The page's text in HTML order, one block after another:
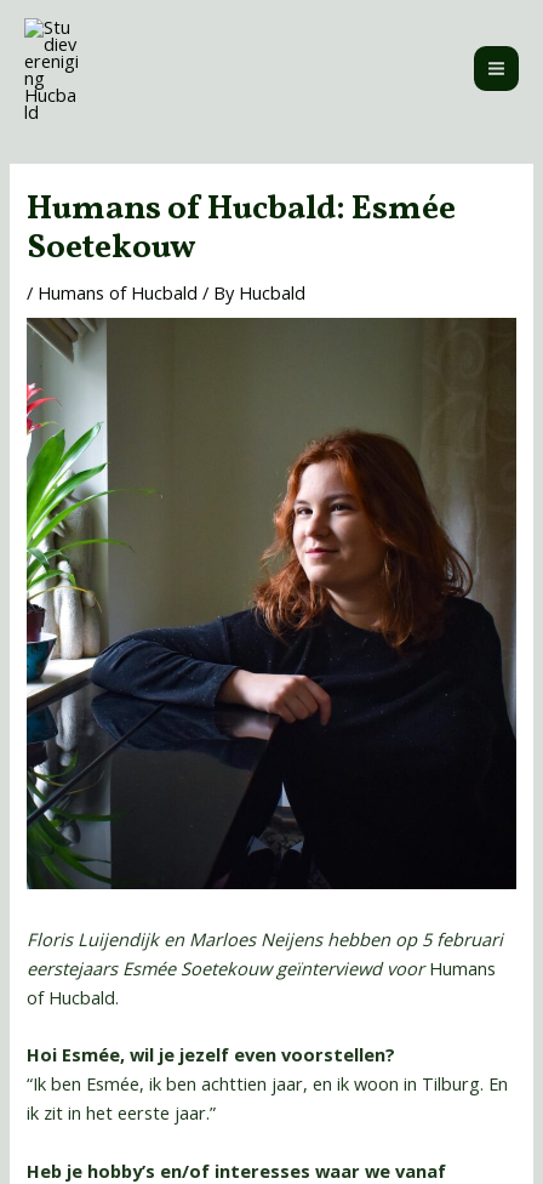
Skip
content
Humans of Hucbald: Esmée
Soetekouw
/ Humans of Hucbald / By Hucbald
Floris Luijendijk en Marloes Neijens hebben op 5 februari
eerstejaars Esmée Soetekouw geïnterviewd voorHumans
of Hucbald.
Hoi Esmée, wil je jezelf even voorstellen?
“Ik ben Esmée, ik ben achttien jaar, en ik woon in Tilburg. En
ik zit in het eerste jaar.”
Heb je hobby’s en/of interesses waar we vanaf